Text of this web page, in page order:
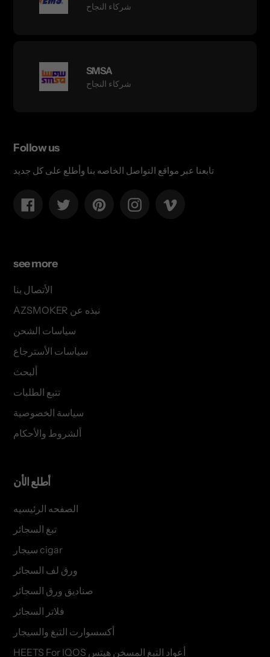
شركاء النجاح
SMSA
شركاء النجاح
Follow us
تابعنا عبر مواقع التواصل الخاصه بنا وأطلع على كل جديد
Facebook Twitter PinterestInstagram
see more
الأتصال بنا
AZSMOKER نبذه عن
سياسات الشحن
سياسات الأسترجاع
ألبحث
تتبع الطلبات
سياسة الخصوصية
ألشروط والأحكام
أطلع الأن
الصفحه الرئيسيه
تبغ السجائر
سيجار cigar
ورق لف السجائر
صناديق ورق السجائر
فلاتر السجائر
أكسسوارت التبغ والسيجار
HEETS For IQOS أعواد التبغ المسخن هيتس